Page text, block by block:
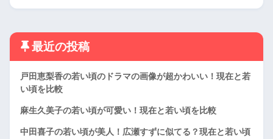
最近の投稿
戸田恵梨香の若い頃のドラマの画像が超かわいい！現在と若
い頃を比較
麻生久美子の若い頃が可愛い！現在と若い頃を比較
中田喜子の若い頃が美人！広瀬すずに似てる？現在と若い頃